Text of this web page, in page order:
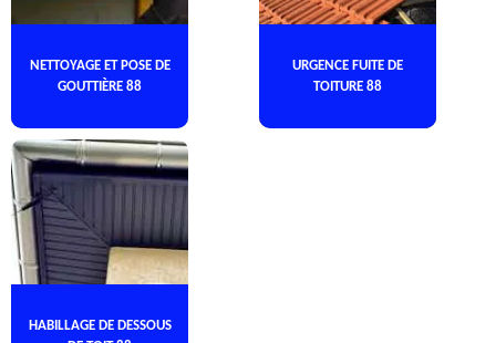
NETTOYAGE ET POSE DE
GOUTTIÈRE 88
URGENCE FUITE DE
TOITURE 88
HABILLAGE DE DESSOUS